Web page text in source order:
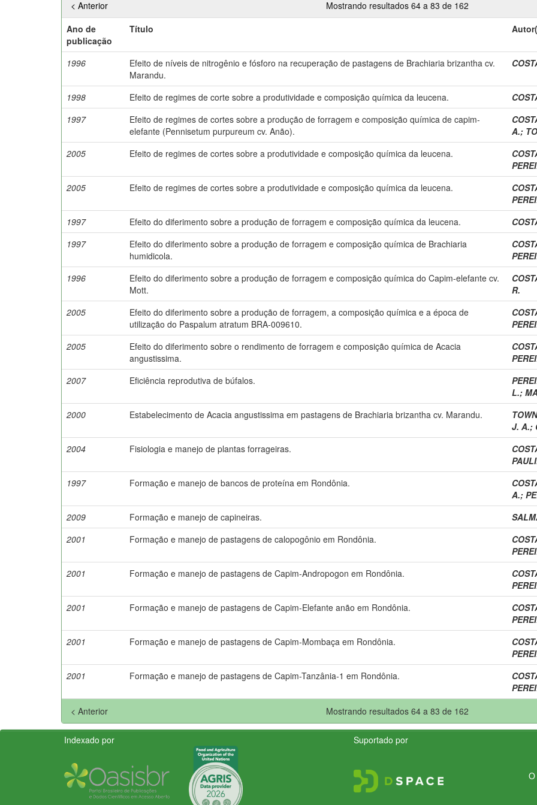
Mostrando resultados 64 a 83 de 162
< Anterior
Ano de
publicação
Título
1996
Efeito de níveis de nitrogênio e fósforo na recuperação de pastagens de Brachiaria brizantha cv.
Marandu.
1998 Efeito de regimes de corte sobre a produtividade e composição química da leucena.
1997
Efeito de regimes de cortes sobre a produção de forragem e composição química de capim-
elefante (Pennisetum purpureum cv. Anão).
A.;
2005
Efeito de regimes de cortes sobre a produtividade e composição química da leucena.
2005
Efeito de regimes de cortes sobre a produtividade e composição química da leucena.
1997
Efeito do diferimento sobre a produção de forragem e composição química da leucena.
1997
Efeito do diferimento sobre a produção de forragem e composição química de Brachiaria
humidicola.
1996
Efeito do diferimento sobre a produção de forragem e composição química do Capim-elefante cv.
Mott.
R.
2005
Efeito do diferimento sobre a produção de forragem, a composição química e a época de
utilização do Paspalum atratum BRA-009610.
2005
Efeito do diferimento sobre o rendimento de forragem e composição química de Acacia
angustissima.
2007
Eficiência reprodutiva de búfalos.
L.;
2000
Estabelecimento de Acacia angustissima em pastagens de Brachiaria brizantha cv. Marandu.
J. A.;
2004
Fisiologia e manejo de plantas forrageiras.
1997
Formação e manejo de bancos de proteína em Rondônia.
A.;
2009
Formação e manejo de capineiras.
2001
Formação e manejo de pastagens de calopogônio em Rondônia.
2001
Formação e manejo de pastagens de Capim-Andropogon em Rondônia.
2001
Formação e manejo de pastagens de Capim-Elefante anão em Rondônia.
2001
Formação e manejo de pastagens de Capim-Mombaça em Rondônia.
2001
Formação e manejo de pastagens de Capim-Tanzânia-1 em Rondônia.
Mostrando resultados 64 a 83 de 162
< Anterior
Indexado por Suportado por